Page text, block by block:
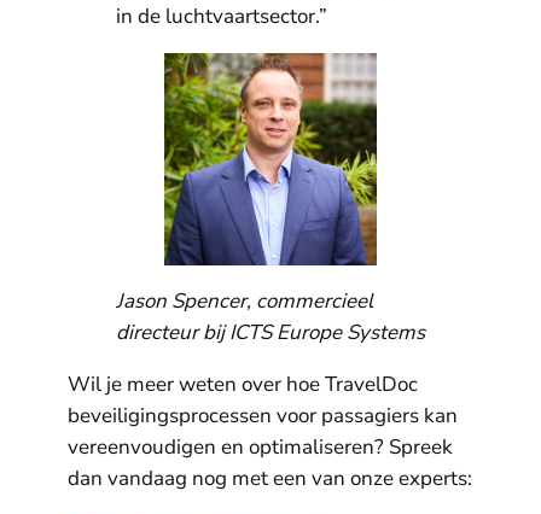
in de luchtvaartsector.”
Jason Spencer, commercieel
directeur bij ICTS Europe Systems
Wil je meer weten over hoe TravelDoc
beveiligingsprocessen voor passagiers kan
vereenvoudigen en optimaliseren? Spreek
dan vandaag nog met een van onze experts: